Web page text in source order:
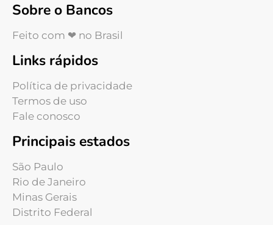
Sobre o Bancos
Feito com ❤ no Brasil
Links rápidos
Política de privacidade
Termos de uso
Fale conosco
Principais estados
São Paulo
Rio de Janeiro
Minas Gerais
Distrito Federal